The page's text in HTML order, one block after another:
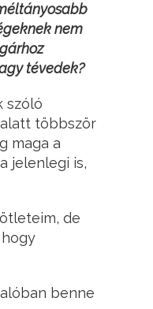
nem
tévedek?
szóló
többször
maga a
jelenlegi is,
de
benne